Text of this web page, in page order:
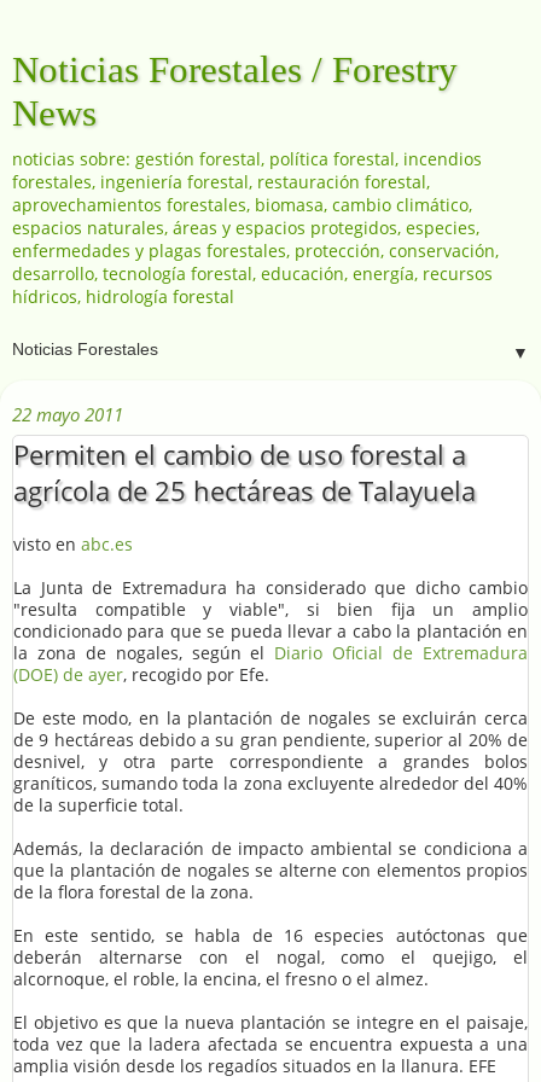
Noticias Forestales / Forestry
News
noticias sobre: gestión forestal, política forestal, incendios
forestales, ingeniería forestal, restauración forestal,
aprovechamientos forestales, biomasa, cambio climático,
espacios naturales, áreas y espacios protegidos, especies,
enfermedades y plagas forestales, protección, conservación,
desarrollo, tecnología forestal, educación, energía, recursos
hídricos, hidrología forestal
▼
22 mayo 2011
Permiten el cambio de uso forestal a
agrícola de 25 hectáreas de Talayuela
visto en abc.es
La Junta de Extremadura ha considerado que dicho cambio
"resulta compatible y viable", si bien fija un amplio
condicionado para que se pueda llevar a cabo la plantación en
la zona de nogales, según el Diario Oficial de Extremadura
(DOE) de ayer, recogido por Efe.
De este modo, en la plantación de nogales se excluirán cerca
de 9 hectáreas debido a su gran pendiente, superior al 20% de
desnivel, y otra parte correspondiente a grandes bolos
graníticos, sumando toda la zona excluyente alrededor del 40%
de la superficie total.
Además, la declaración de impacto ambiental se condiciona a
que la plantación de nogales se alterne con elementos propios
de la flora forestal de la zona.
En este sentido, se habla de 16 especies autóctonas que
deberán alternarse con el nogal, como el quejigo, el
alcornoque, el roble, la encina, el fresno o el almez.
El objetivo es que la nueva plantación se integre en el paisaje,
toda vez que la ladera afectada se encuentra expuesta a una
amplia visión desde los regadíos situados en la llanura. EFE